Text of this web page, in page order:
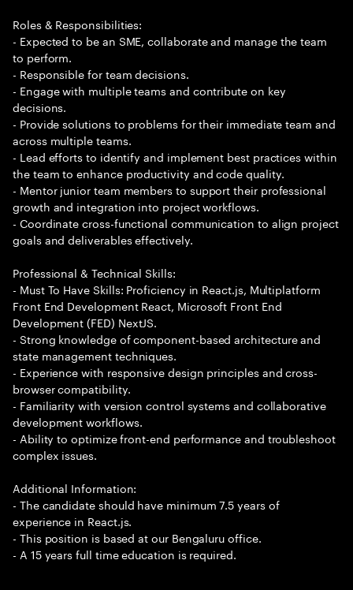
Roles & Responsibilities:
- Expected to be an SME, collaborate and manage the team
to perform.
- Responsible for team decisions.
- Engage with multiple teams and contribute on key
decisions.
- Provide solutions to problems for their immediate team and
across multiple teams.
- Lead efforts to identify and implement best practices within
the team to enhance productivity and code quality.
- Mentor junior team members to support their professional
growth and integration into project workflows.
- Coordinate cross-functional communication to align project
goals and deliverables effectively.
Professional & Technical Skills:
- Must To Have Skills: Proficiency in React.js, Multiplatform
Front End Development React, Microsoft Front End
Development (FED) NextJS.
- Strong knowledge of component-based architecture and
state management techniques.
- Experience with responsive design principles and cross-
browser compatibility.
- Familiarity with version control systems and collaborative
development workflows.
- Ability to optimize front-end performance and troubleshoot
complex issues.
Additional Information:
- The candidate should have minimum 7.5 years of
experience in React.js.
- This position is based at our Bengaluru office.
- A 15 years full time education is required.